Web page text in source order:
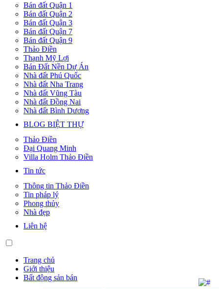
Bán đất Quận 1
Bán đất Quận 2
Bán đất Quận 3
Bán đất Quận 7
Bán đất Quận 9
Thảo Điền
Thạnh Mỹ Lợi
Bán Đất Nền Dự Án
Nhà đất Phú Quốc
Nhà đất Nha Trang
Nhà đất Vũng Tàu
Nhà đất Đồng Nai
Nhà đất Bình Dương
BLOG BIỆT THỰ
Thảo Điền
Đại Quang Minh
Villa Holm Thảo Điền
Tin tức
Thông tin Thảo Điền
Tin pháp lý
Phong thủy
Nhà đẹp
Liên hệ
Trang chủ
Giới thiệu
Bất động sản bán